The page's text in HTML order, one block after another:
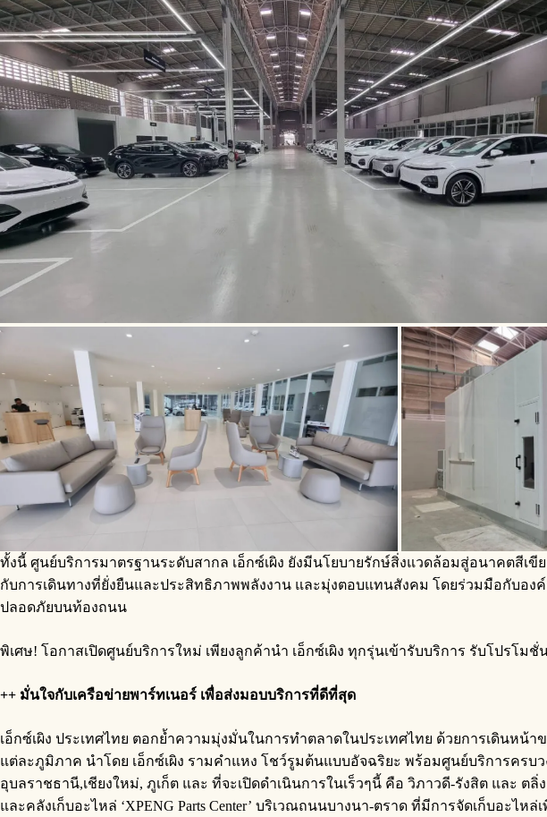
ทั้งนี้ ศูนย์บริการมาตรฐานระดับสากล เอ็กซ์เผิง ยังมีนโยบายรักษ์สิ่งแวดล้อมสู่อนาคตสี
กับการเดินทางที่ยั่งยืนและประสิทธิภาพพลังงาน และมุ่งตอบแทนสังคม โดยร่วมมือกับอ
ปลอดภัยบนท้องถนน
พิเศษ! โอกาสเปิดศูนย์บริการใหม่ เพียงลูกค้านำ เอ็กซ์เผิง ทุกรุ่นเข้ารับบริการ รับโปรโ
++ มั่นใจกับเครือข่ายพาร์ทเนอร์ เพื่อส่งมอบบริการที่ดีที่สุด
เอ็กซ์เผิง ประเทศไทย ตอกย้ำความมุ่งมั่นในการทำตลาดในประเทศไทย ด้วยการเดินห
แต่ละภูมิภาค นำโดย เอ็กซ์เผิง รามคำแหง โชว์รูมต้นแบบอัจฉริยะ พร้อมศูนย์บริการค
อุบลราชธานี,เชียงใหม่, ภูเก็ต และ ที่จะเปิดดำเนินการในเร็วๆนี้ คือ วิภาวดี-รังสิต แล
และคลังเก็บอะไหล่ ‘XPENG Parts Center’ บริเวณถนนบางนา-ตราด ที่มีการจัดเก็บอ